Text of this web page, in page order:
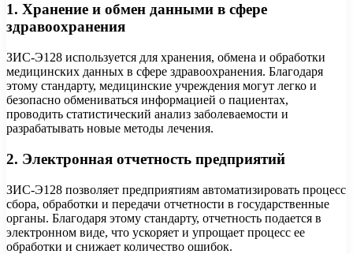
1. Хранение и обмен данными в сфере
здравоохранения
ЗИС-Э128 используется для хранения, обмена и обработки
медицинских данных в сфере здравоохранения. Благодаря
этому стандарту, медицинские учреждения могут легко и
безопасно обмениваться информацией о пациентах,
проводить статистический анализ заболеваемости и
разрабатывать новые методы лечения.
2. Электронная отчетность предприятий
ЗИС-Э128 позволяет предприятиям автоматизировать процесс
сбора, обработки и передачи отчетности в государственные
органы. Благодаря этому стандарту, отчетность подается в
электронном виде, что ускоряет и упрощает процесс ее
обработки и снижает количество ошибок.